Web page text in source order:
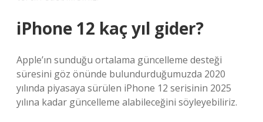
iPhone 12 kaç yıl gider?
Apple’ın sunduğu ortalama güncelleme desteği
süresini göz önünde bulundurduğumuzda 2020
yılında piyasaya sürülen iPhone 12 serisinin 2025
yılına kadar güncelleme alabileceğini söyleyebiliriz.